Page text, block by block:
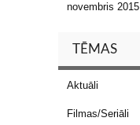
novembris 2015
TĒMAS
Aktuāli
Filmas/Seriāli